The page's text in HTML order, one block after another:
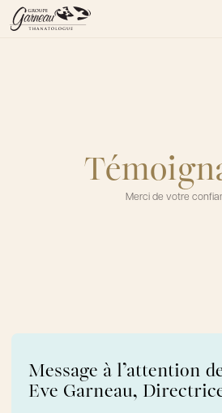
NOS SALONS
AVIS DE DÉCÈS
Merci de votre
Message à l’attention
Eve Garneau,